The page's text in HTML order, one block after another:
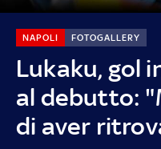
Lukaku, gol
al debutto:
di aver
NAPOLI FOTOGALLERY